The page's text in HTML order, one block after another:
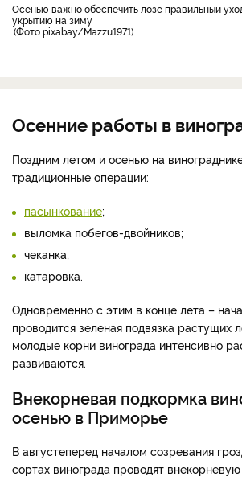
осенью важно обеспечить лозе правильный уход и подготовить ее к
укрытию на зиму
Фото pixabay/Mazzu1971
Осенние работы в
Поздним летом и осенью на
традиционные операции:
пасынкование;
выломка побегов-двойников;
чеканка;
катаровка.
Одновременно с этим в конце лета –
проводится зеленая подвязка растущих
молодые корни винограда интенсивно
развиваются.
Внекорневая подкормка
осенью в Приморье
В августеперед началом созревания
сортах винограда проводят